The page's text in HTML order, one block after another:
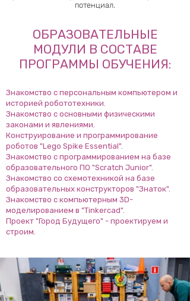
потенциал.
ОБРАЗОВАТЕЛЬНЫЕ
МОДУЛИ В СОСТАВЕ
ПРОГРАММЫ ОБУЧЕНИЯ:
Знакомство с персональным компьютером и
историей робототехники.
Знакомство с основными физическими
законами и явлениями.
Конструирование и программирование
роботов "Lego Spike Essential".
Знакомство с программированием на базе
образовательного ПО "Scratch Junior".
Знакомство со схемотехникой на базе
образовательных конструкторов "Знаток".
Знакомство с компьютерным 3D-
моделированием в "Tinkercad".
Проект "Город Будущего" - проектируем и
строим.